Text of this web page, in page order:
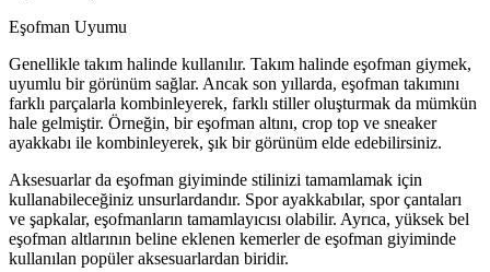
Eşofman Uyumu
Genellikle takım halinde kullanılır. Takım halinde eşofman giymek,
uyumlu bir görünüm sağlar. Ancak son yıllarda, eşofman takımını
farklı parçalarla kombinleyerek, farklı stiller oluşturmak da mümkün
hale gelmiştir. Örneğin, bir eşofman altını, crop top ve sneaker
ayakkabı ile kombinleyerek, şık bir görünüm elde edebilirsiniz.
Aksesuarlar da eşofman giyiminde stilinizi tamamlamak için
kullanabileceğiniz unsurlardandır. Spor ayakkabılar, spor çantaları
ve şapkalar, eşofmanların tamamlayıcısı olabilir. Ayrıca, yüksek bel
eşofman altlarının beline eklenen kemerler de eşofman giyiminde
kullanılan popüler aksesuarlardan biridir.